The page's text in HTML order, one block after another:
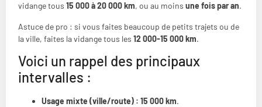
vidange tous 15 000 à 20 000 km, ou au moins une fois par an.
Astuce de pro : si vous faites beaucoup de petits trajets ou de
la ville, faites la vidange tous les 12 000-15 000 km.
Voici un rappel des principaux
intervalles :
Usage mixte (ville/route) : 15 000 km.